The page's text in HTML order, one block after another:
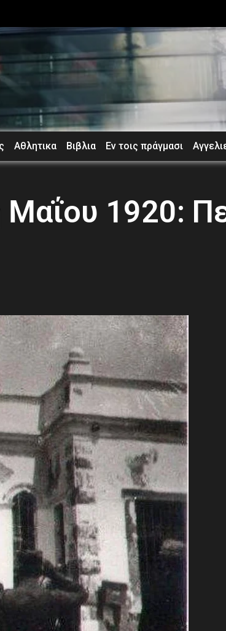
Αθλητικα Βιβλια Εν τοις πράγμασι
1920: